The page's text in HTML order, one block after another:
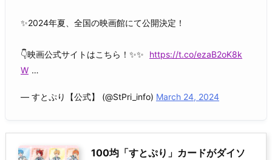
✨2024年夏、全国の映画館にて公開決定！
👇映画公式サイトはこちら！✨✨
https://t.co/ezaB2oK8k
W …
— すとぷり【公式】 (@StPri_info) March 24, 2024
100均「すとぷり」カードがダイソ